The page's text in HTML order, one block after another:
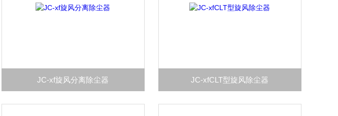
JC-xf旋风分离除尘器 JC-xfCLT型旋风除尘器